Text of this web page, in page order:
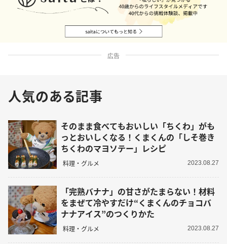
広告
人気のある記事
そのまま食べてもおいしい「ちくわ」がも
っとおいしくなる！くまくんの「しそ巻き
ちくわのマヨソテー」レシピ
料理・グルメ 2023.08.27
「完熟バナナ」の甘さがたまらない！材料
をまぜて冷やすだけ“くまくんのチョコバ
ナナアイス”のつくりかた
料理・グルメ 2023.08.27